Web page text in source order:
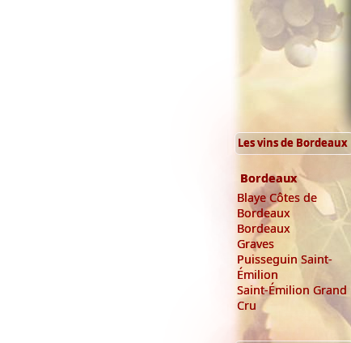
Les vins de Bordeaux
Bordeaux
Blaye Côtes de
Bordeaux
Bordeaux
Graves
Puisseguin Saint-
Émilion
Saint-Émilion Grand
Cru